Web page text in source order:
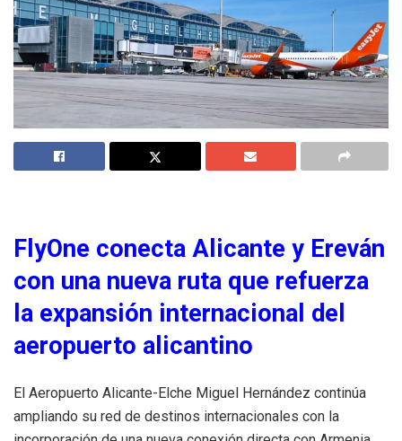
FlyOne conecta Alicante y Ereván
con una nueva ruta que refuerza
la expansión internacional del
aeropuerto alicantino
El Aeropuerto Alicante-Elche Miguel Hernández continúa
ampliando su red de destinos internacionales con la